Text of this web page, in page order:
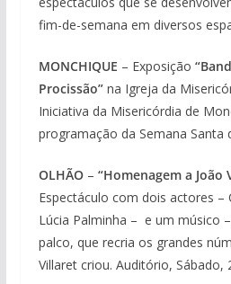
fim-de-semana em diversos
MONCHIQUE – Exposição
Procissão” na Igreja da
Iniciativa da Misericórdia de
programação da Semana Santa
OLHÃO – “Homenagem a João
Espectáculo com dois actores –
Lúcia Palminha – e um músico
palco, que recria os grandes
Villaret criou. Auditório, Sábado,